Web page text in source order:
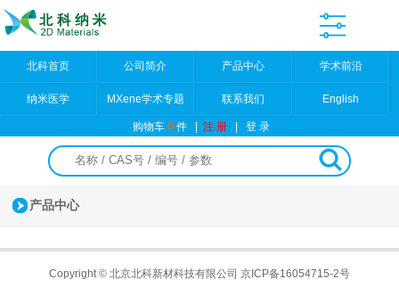
北科首页 公司简介 产品中心 学术前沿
纳米医学 MXene学术专题 联系我们 English
购物车0件 |注 册 |登 录
产品中心
Copyright © 北京北科新材科技有限公司 京ICP备16054715-2号